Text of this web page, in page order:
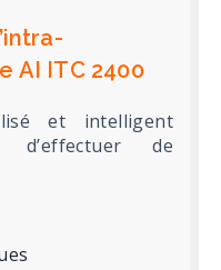
AI ITC 2400
et intelligent
de